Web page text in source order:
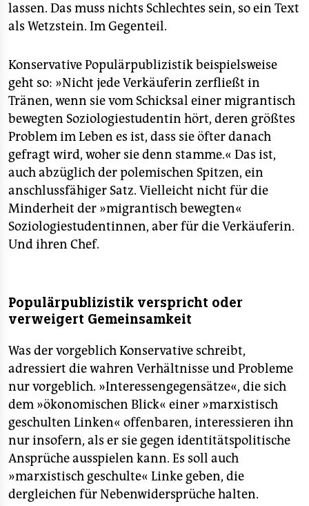
lassen. Das muss nichts Schlechtes sein, so ein Text
als Wetzstein. Im Gegenteil.
Konservative Populärpublizistik beispielsweise
geht so: »Nicht jede Verkäuferin zerfließt in
Tränen, wenn sie vom Schicksal einer migrantisch
bewegten Soziologiestudentin hört, deren größtes
Problem im Leben es ist, dass sie öfter danach
gefragt wird, woher sie denn stamme.« Das ist,
auch abzüglich der polemischen Spitzen, ein
anschlussfähiger Satz. Vielleicht nicht für die
Minderheit der »migrantisch bewegten«
Soziologiestudentinnen, aber für die Verkäuferin.
Und ihren Chef.
Populärpublizistik verspricht oder
verweigert Gemeinsamkeit
Was der vorgeblich Konservative schreibt,
adressiert die wahren Verhältnisse und Probleme
nur vorgeblich. »Interessengegensätze«, die sich
dem »ökonomischen Blick« einer »marxistisch
geschulten Linken« offenbaren, interessieren ihn
nur insofern, als er sie gegen identitätspolitische
Ansprüche ausspielen kann. Es soll auch
»marxistisch geschulte« Linke geben, die
dergleichen für Nebenwidersprüche halten.